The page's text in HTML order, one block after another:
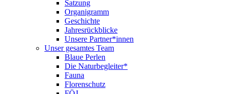
Satzung
Organigramm
Geschichte
Jahresrückblicke
Unsere Partner*innen
Unser gesamtes Team
Blaue Perlen
Die Naturbegleiter*
Fauna
Florenschutz